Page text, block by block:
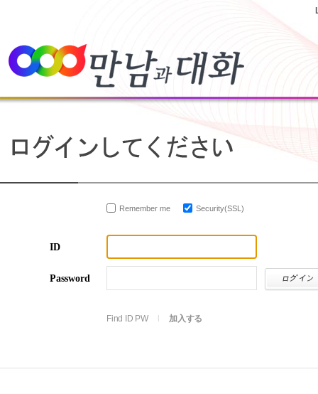
Remember me Security(SSL)
ID
Password
Find ID PW 加入する